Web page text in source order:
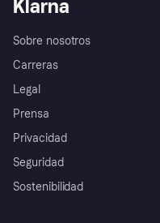
Klarna
Sobre nosotros
Carreras
Legal
Prensa
Privacidad
Seguridad
Sostenibilidad